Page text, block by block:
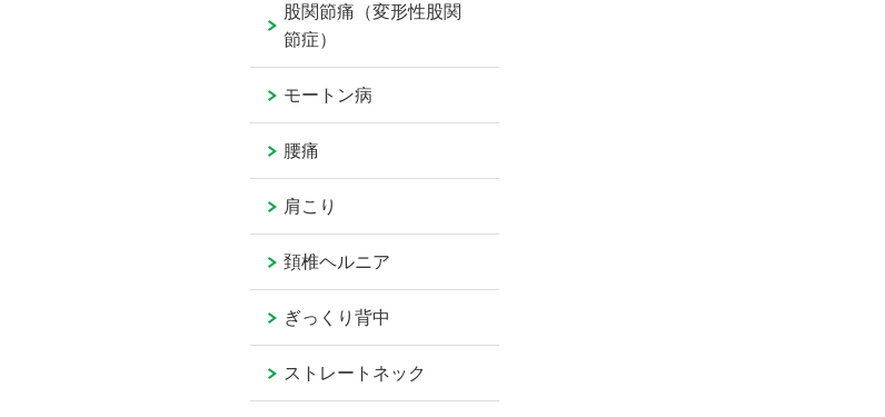
股関節痛（変形性股関
節症）
モートン病
腰痛
肩こり
頚椎ヘルニア
ぎっくり背中
ストレートネック